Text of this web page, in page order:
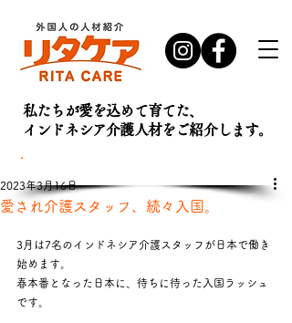
私たちが愛を込めて育てた、
インドネシア介護人材を ご紹介します。
愛され介護スタッフ、続々入国。
2023年3月16日
3月は7名のインドネシア介護スタッフが日本で働き
始めます。
春本番となった日本に、待ちに待った入国ラッシュ
です。